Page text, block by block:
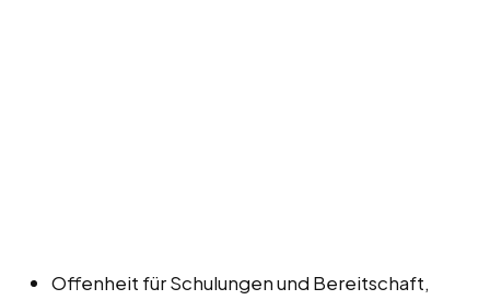
Offenheit für Schulungen und Bereitschaft,